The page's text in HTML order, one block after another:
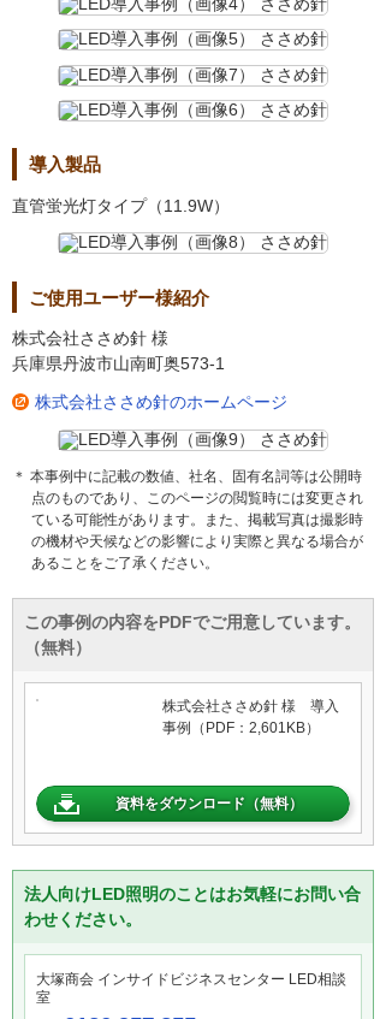
導入製品
直管蛍光灯タイプ（11.9W）
ご使用ユーザー様紹介
株式会社ささめ針 様
兵庫県丹波市山南町奥573-1
株式会社ささめ針のホームページ
＊ 本事例中に記載の数値、社名、固有名詞等は公開時
点のものであり、このページの閲覧時には変更され
ている可能性があります。また、掲載写真は撮影時
の機材や天候などの影響により実際と異なる場合が
あることをご了承ください。
この事例の内容をPDFでご用意しています。
（無料）
株式会社ささめ針 様 導入
事例（PDF：2,601KB）
資料をダウンロード（無料）
法人向けLED照明のことはお気軽にお問い合
わせください。
大塚商会 インサイドビジネスセンター LED相談
室